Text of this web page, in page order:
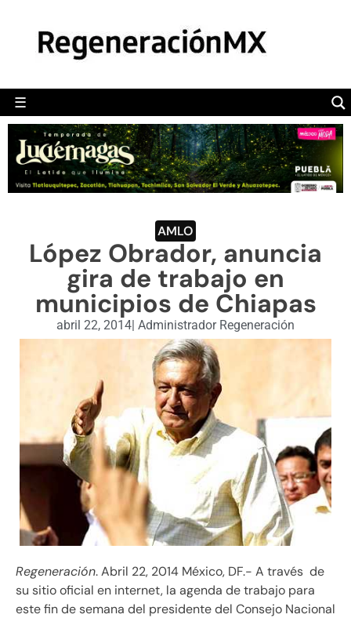
☰
POLÍTICA
CAMALEÓN
OPINIÓN
DEPORTES
ENGLISH SECTION
VIDEOS
AMLO
López Obrador, anuncia
gira de trabajo en
municipios de Chiapas
abril 22, 2014| Administrador Regeneración
Regeneración. Abril 22, 2014 México, DF.- A través de
su sitio oficial en internet, la agenda de trabajo para
este fin de semana del presidente del Consejo Nacional